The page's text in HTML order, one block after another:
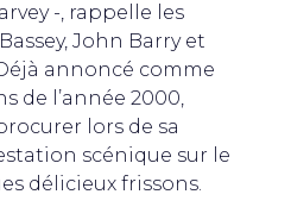
-, rappelle les
John Barry et
annoncé comme
de l’année 2000,
lors de sa
scénique sur le
délicieux frissons.